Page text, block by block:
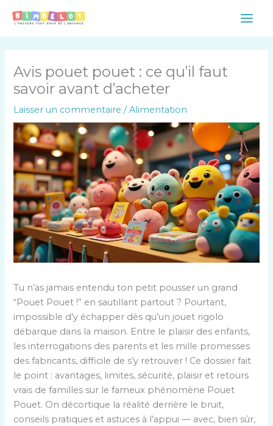
Main
Avis pouet pouet : ce qu’il faut
savoir avant d’acheter
Laisser un commentaire /Alimentation
Tu n’as jamais entendu ton petit pousser un grand
“Pouet Pouet !” en sautillant partout ? Pourtant,
impossible d’y échapper dès qu’un jouet rigolo
débarque dans la maison. Entre le plaisir des enfants,
les interrogations des parents et les mille promesses
des fabricants, difficile de s’y retrouver ! Ce dossier fait
le point : avantages, limites, sécurité, plaisir et retours
vrais de familles sur le fameux phénomène Pouet
Pouet. On décortique la réalité derrière le bruit,
conseils pratiques et astuces à l’appui — avec, bien sûr,